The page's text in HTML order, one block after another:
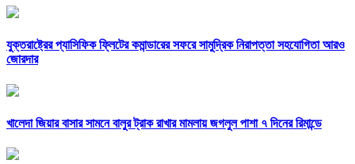
যুক্তরাষ্ট্রের প্যাসিফিক ফ্লিটের কমান্ডারের সফরে সামুদ্রিক নিরাপত্তা সহযোগিতা আরও
জোরদার
খালেদা জিয়ার বাসার সামনে বালুর ট্রাক রাখার মামলায় জগলুল পাশা ৭ দিনের রিমান্ডে